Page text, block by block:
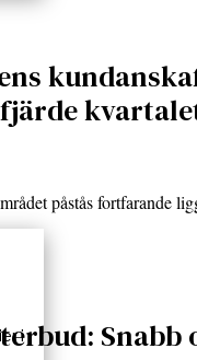
i
påstås fortfarande
Snabb